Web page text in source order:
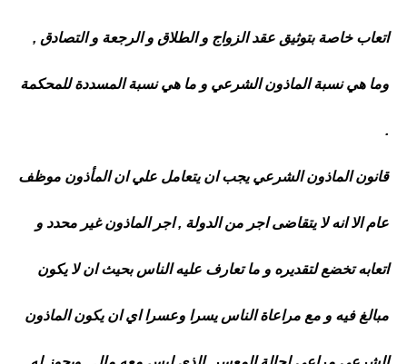
اتعاب خاصة بتوثيق عقد الزواج و الطلاق و الرجعة و التصادق ,
وما هي نسبة الماذون الشرعي و ما هي نسبة المسددة للمحكمة
.
قانون الماذون الشرعي يجب ان يتعامل علي ان المأذون موظف
عام الا انه لا يتقاضى اجر من الدولة , اجر الماذون غير محدد و
اتعابه تخضع لتقديره و ما تعارف عليه الناس بحيث ان لا يكون
مبالغ فيه و مع مراعاة الناس يسرا وعسرا اي ان يكون الماذون